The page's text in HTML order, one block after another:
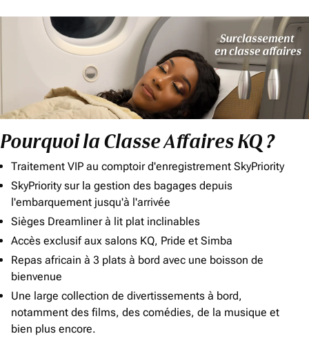
Pourquoi la Classe Affaires KQ ?
Traitement VIP au comptoir d'enregistrement SkyPriority
SkyPriority sur la gestion des bagages depuis
l'embarquement jusqu'à l'arrivée
Sièges Dreamliner à lit plat inclinables
Accès exclusif aux salons KQ, Pride et Simba
Repas africain à 3 plats à bord avec une boisson de
bienvenue
Une large collection de divertissements à bord,
notamment des films, des comédies, de la musique et
bien plus encore.